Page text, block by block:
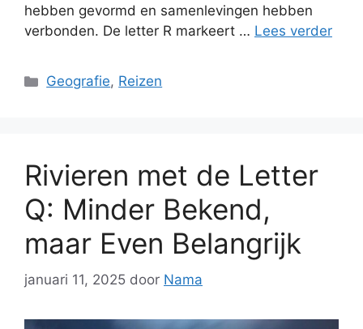
hebben gevormd en samenlevingen hebben
verbonden. De letter R markeert … Lees verder
Categorieën
Geografie, Reizen
Rivieren met de Letter
Q: Minder Bekend,
maar Even Belangrijk
januari 11, 2025 door Nama